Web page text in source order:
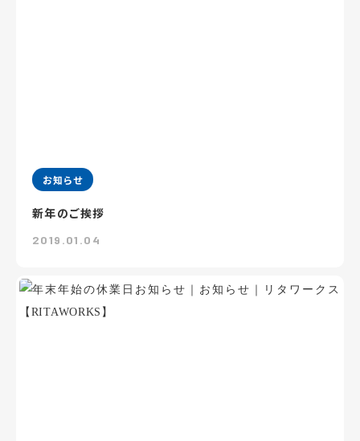
お知らせ
新年のご挨拶
2019.01.04